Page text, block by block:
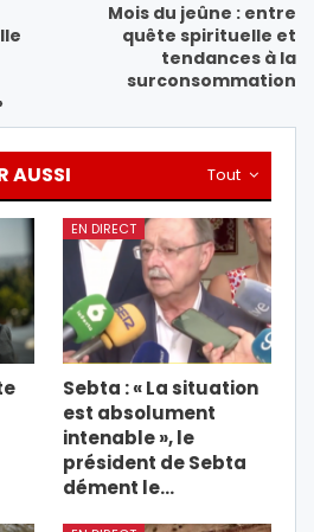
Mois du jeûne : entre
quête spirituelle et
tendances à la
surconsommation
Tout
AUSSI
EN DIRECT
Sebta : « La situation
est absolument
intenable », le
président de Sebta
dément le…